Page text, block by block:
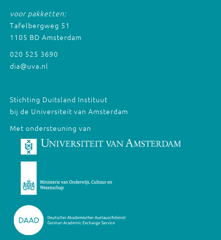
voor pakketten:
Tafelbergweg 51
1105 BD Amsterdam
020 525 3690
dia@uva.nl
Stichting Duitsland Instituut
bij de Universiteit van Amsterdam
Met ondersteuning van